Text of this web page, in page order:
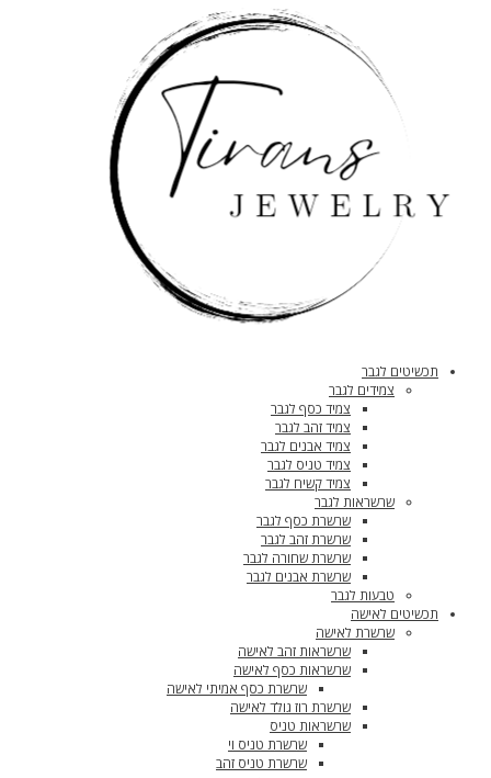
תכשיטים לגבר
צמידים לגבר
צמיד כסף לגבר
צמיד זהב לגבר
צמיד אבנים לגבר
צמיד טניס לגבר
צמיד קשיח לגבר
שרשראות לגבר
שרשרת כסף לגבר
שרשרת זהב לגבר
שרשרת שחורה לגבר
שרשרת אבנים לגבר
טבעות לגבר
תכשיטים לאישה
שרשרת לאישה
שרשראות זהב לאישה
שרשראות כסף לאישה
שרשרת כסף אמיתי לאישה
שרשרת רוז גולד לאישה
שרשראות טניס
שרשרת טניס וי
שרשרת טניס זהב